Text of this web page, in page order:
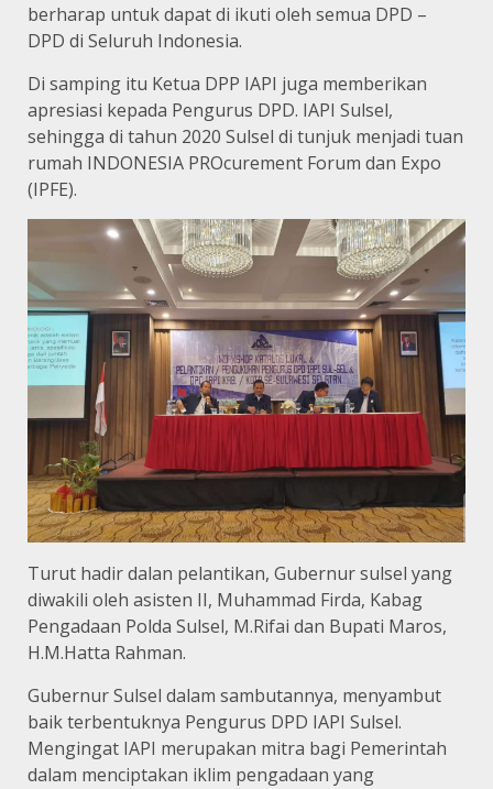
berharap untuk dapat di ikuti oleh semua DPD –
DPD di Seluruh Indonesia.
Di samping itu Ketua DPP IAPI juga memberikan
apresiasi kepada Pengurus DPD. IAPI Sulsel,
sehingga di tahun 2020 Sulsel di tunjuk menjadi tuan
rumah INDONESIA PROcurement Forum dan Expo
(IPFE).
Turut hadir dalan pelantikan, Gubernur sulsel yang
diwakili oleh asisten II, Muhammad Firda, Kabag
Pengadaan Polda Sulsel, M.Rifai dan Bupati Maros,
H.M.Hatta Rahman.
Gubernur Sulsel dalam sambutannya, menyambut
baik terbentuknya Pengurus DPD IAPI Sulsel.
Mengingat IAPI merupakan mitra bagi Pemerintah
dalam menciptakan iklim pengadaan yang